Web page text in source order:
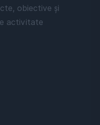
obiective și
activitate